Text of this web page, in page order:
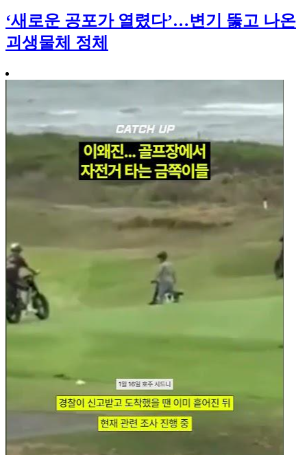
‘새로운 공포가 열렸다’…변기 뚫고 나온
괴생물체 정체